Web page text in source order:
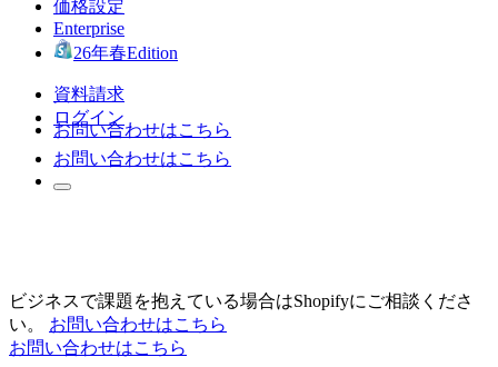
価格設定
Enterprise
26年春Edition
資料請求
ログイン
お問い合わせはこちら
お問い合わせはこちら
ビジネスで課題を抱えている場合はShopifyにご相談くださ
い。
お問い合わせはこちら
お問い合わせはこちら